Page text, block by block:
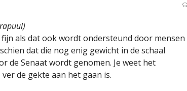
als dat ook wordt ondersteund door mensen
dat die nog enig gewicht in de schaal
de Senaat wordt genomen. Je weet het
de gekte aan het gaan is.